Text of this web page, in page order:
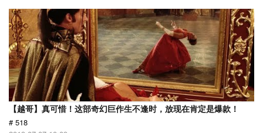
【越哥】真可惜！这部奇幻巨作生不逢时，放现在肯定是爆款！
# 518